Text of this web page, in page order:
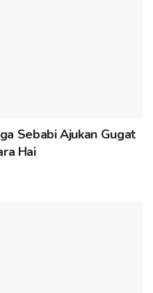
Sebabi Ajukan Gugat
Hai